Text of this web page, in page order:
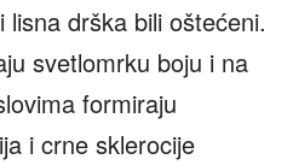
drška bili oštećeni.
svetlomrku boju i na
formiraju
i crne sklerocije